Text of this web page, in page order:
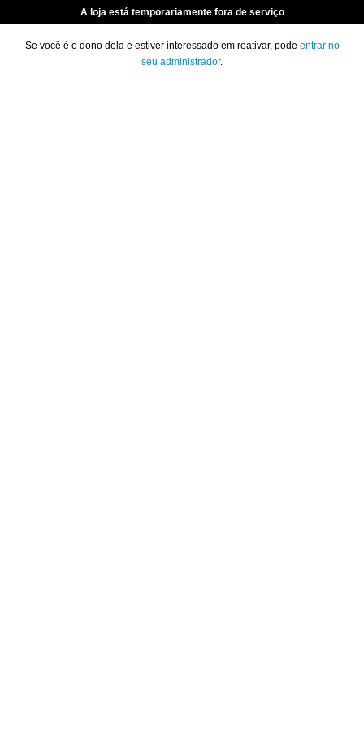
A loja está temporariamente fora de serviço
Se você é o dono dela e estiver interessado em reativar, pode entrar no
seu administrador.